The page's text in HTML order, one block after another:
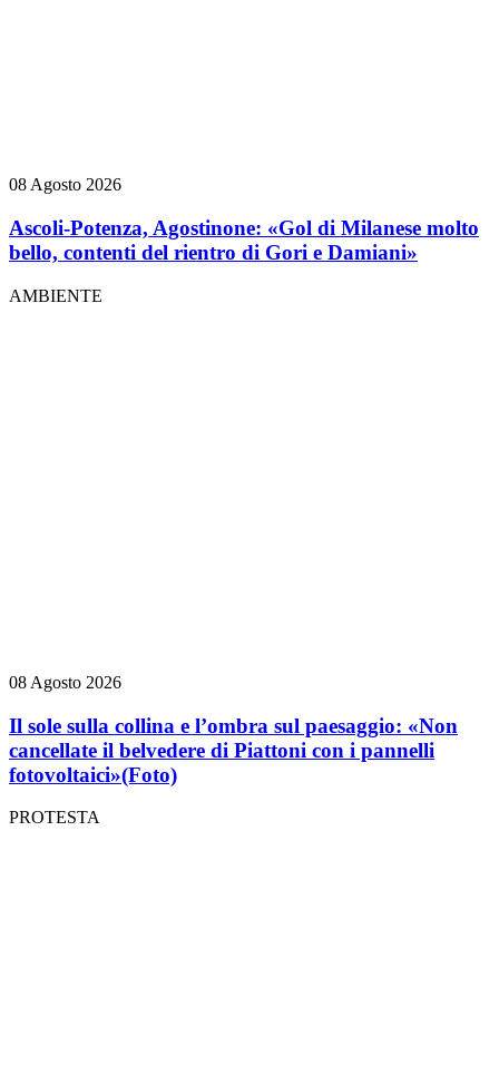
08 Agosto 2026
Ascoli-Potenza, Agostinone: «Gol di Milanese molto
bello, contenti del rientro di Gori e Damiani»
AMBIENTE
08 Agosto 2026
Il sole sulla collina e l’ombra sul paesaggio: «Non
cancellate il belvedere di Piattoni con i pannelli
fotovoltaici»(Foto)
PROTESTA